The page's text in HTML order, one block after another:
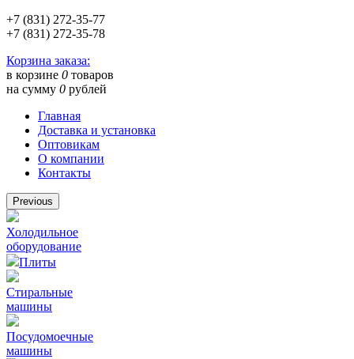
+7 (831) 272-35-77
+7 (831) 272-35-78
Корзина заказа:
в корзине 0 товаров
на сумму 0 рублей
Главная
Доставка и установка
Оптовикам
О компании
Контакты
Previous
Холодильное
оборудование
Плиты
Стиральные
машины
Посудомоечные
машины